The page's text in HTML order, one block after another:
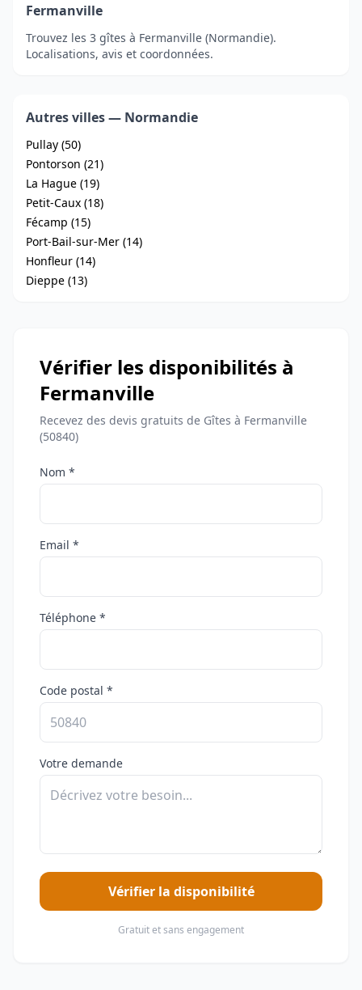
Fermanville
Trouvez les 3 gîtes à Fermanville (Normandie).
Localisations, avis et coordonnées.
Autres villes — Normandie
Pullay (50)
Pontorson (21)
La Hague (19)
Petit-Caux (18)
Fécamp (15)
Port-Bail-sur-Mer (14)
Honfleur (14)
Dieppe (13)
Vérifier les disponibilités à
Fermanville
Recevez des devis gratuits de Gîtes à Fermanville
(50840)
Nom *
Email *
Téléphone *
Code postal *
Votre demande
Vérifier la disponibilité
Gratuit et sans engagement